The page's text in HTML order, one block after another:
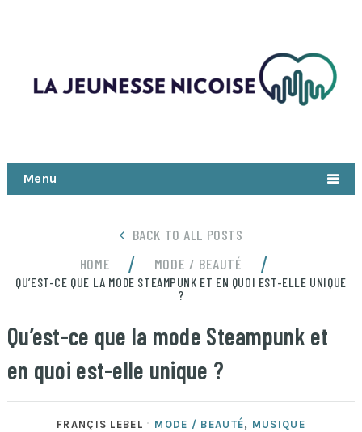
Menu
BACK TO ALL POSTS
HOME
/ MODE / BEAUTÉ /
QU’EST-CE QUE LA MODE STEAMPUNK ET EN QUOI EST-ELLE UNIQUE
?
Qu’est-ce que la mode Steampunk et
en quoi est-elle unique ?
FRANÇIS LEBEL MODE / BEAUTÉ, MUSIQUE